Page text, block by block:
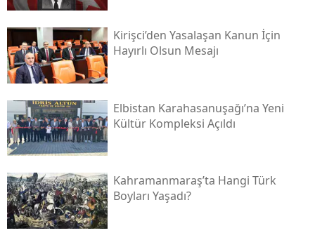
Kirişci’den Yasalaşan Kanun İçin
Hayırlı Olsun Mesajı
Elbistan Karahasanuşağı’na Yeni
Kültür Kompleksi Açıldı
Kahramanmaraş’ta Hangi Türk
Boyları Yaşadı?